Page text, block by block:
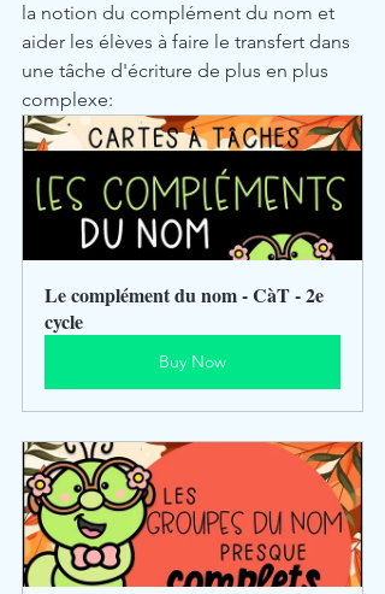
la notion du complément du nom et
aider les élèves à faire le transfert dans
une tâche d'écriture de plus en plus
complexe:
Le complément du nom - CàT - 2e
cycle
Buy Now